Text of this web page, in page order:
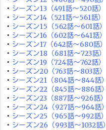
・ シーズン13（491話～520話）
・ シーズン14（521話～561話）
・ シーズン15（562話～601話）
・ シーズン16（602話～641話）
・ シーズン17（642話～680話）
・ シーズン18（681話～723話）
・ シーズン19（724話～762話）
・ シーズン20（763話～803話）
・ シーズン21（804話～844話）
・ シーズン22（845話～886話）
・ シーズン23（887話～926話）
・ シーズン24（927話～964話）
・ シーズン25（965話～992話）
・ シーズン26（993話～1032話）